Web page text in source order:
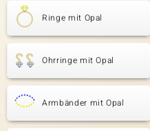
Ringe mit Opal
Ohrringe mit Opal
Armbänder mit Opal